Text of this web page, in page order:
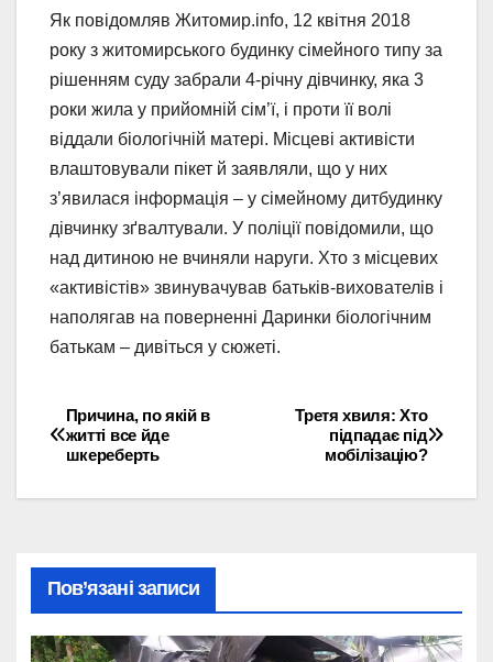
Як повідомляв Житомир.info, 12 квітня 2018
року з житомирського будинку сімейного типу за
рішенням суду забрали 4-річну дівчинку, яка 3
роки жила у прийомній сім’ї, і проти її волі
віддали біологічній матері. Місцеві активісти
влаштовували пікет й заявляли, що у них
з’явилася інформація – у сімейному дитбудинку
дівчинку зґвалтували. У поліції повідомили, що
над дитиною не вчиняли наруги. Хто з місцевих
«активістів» звинувачував батьків-вихователів і
наполягав на поверненні Даринки біологічним
батькам – дивіться у сюжеті.
Навігація
записів
Третя хвиля: Хто
підпадає під
мобілізацію?
Причина, по якій в
житті все йде
шкереберть
Пов’язані записи